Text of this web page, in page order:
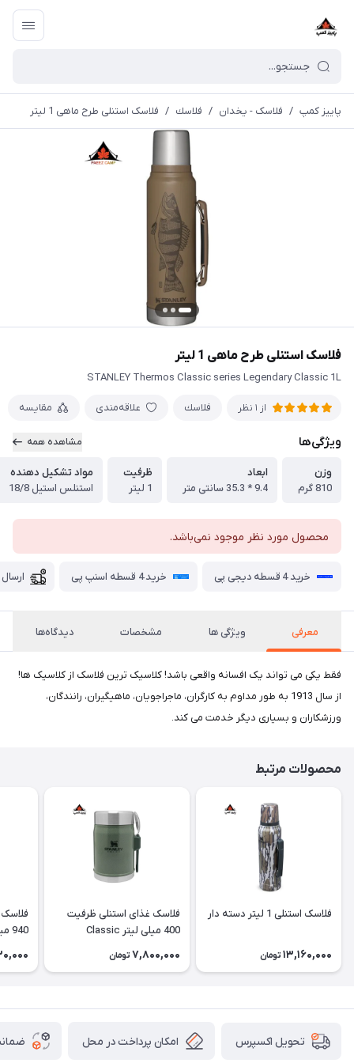
پاییز کمپ / فلاسک - یخدان / فلاسك / فلاسک استنلی طرح ماهی 1 لیتر
فلاسک استنلی طرح ماهی 1 لیتر
STANLEY Thermos Classic series Legendary Classic 1L
از 1 نظر فلاسك علاقه‌مندی مقایسه
ویژگی‌ها مشاهده همه
وزن
810 گرم
ابعاد
9.4 * 35.3 سانتی متر
ظرفیت
1 لیتر
مواد تشکیل دهنده
استنلس استیل 18/8
محصول مورد نظر موجود نمی‌باشد.
خرید 4 قسطه دیجی پی خرید 4 قسطه اسنپ پی
معرفی ویژگی ها مشخصات دیدگاه‌ها
فقط یکی می تواند یک افسانه واقعی باشد! کلاسیک ترین فلاسک از کلاسیک ها!
از سال 1913 به طور مداوم به کارگران، ماجراجویان، ماهیگیران، رانندگان،
ورزشکاران و بسیاری دیگر خدمت می کند.
محصولات مرتبط
فلاسک استنلی 1 لیتر دسته دار
13,160,000 تومان
فلاسک غذای استنلی ظرفیت
400 میلی لیتر Classic
7,800,000 تومان
940 میلی لیتر Classic
تحویل اکسپرس امکان پرداخت در محل